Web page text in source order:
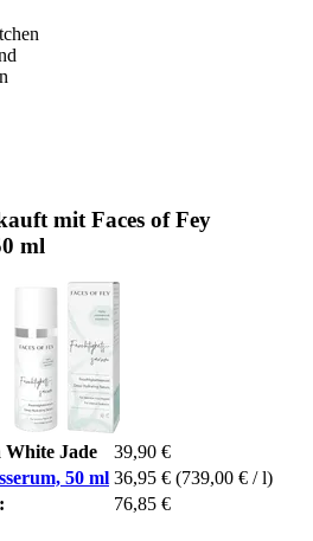
mit Faces of Fey
ml
White Jade
39,90 €
50 ml 36,95 € (739,00 € / l)
76,85 €